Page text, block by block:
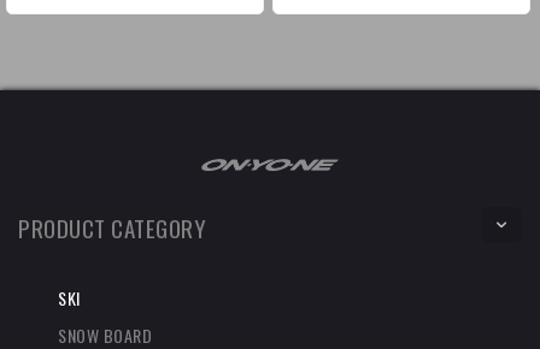
PRODUCT CATEGORY
SKI
SNOW BOARD